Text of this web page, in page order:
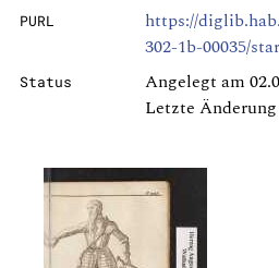
PURL
https://
302-1b-00035/
Status
Angelegt am
Letzte Änderung